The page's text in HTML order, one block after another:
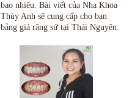
bao nhiêu. Bài viết của Nha Khoa
Thùy Anh sẽ cung cấp cho bạn
bảng giá răng sứ tại Thái Nguyên.